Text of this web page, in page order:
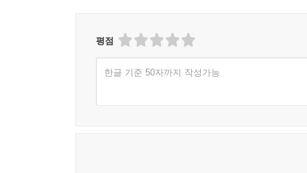
평점
한글 기준 50자까지 작성가능